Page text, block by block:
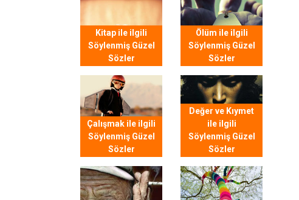
Kitap ile ilgili
Söylenmiş Güzel
Sözler
Ölüm ile ilgili
Söylenmiş Güzel
Sözler
Çalışmak ile ilgili
Söylenmiş Güzel
Sözler
Değer ve Kıymet
ile ilgili
Söylenmiş Güzel
Sözler